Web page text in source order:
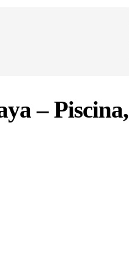
– Piscina,